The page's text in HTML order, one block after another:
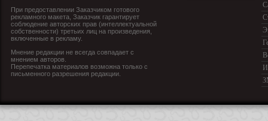
При предоставлении Заказчиком готового
рекламного макета, Заказчик гарантирует
соблюдение авторских прав (интеллектуальной
собственности) третьих лиц на произведения,
включенные в рекламу.
Мнение редакции не всегда совпадает с
мнением авторов.
Перепечатка материалов возможна только с
письменного разрешения редакции.